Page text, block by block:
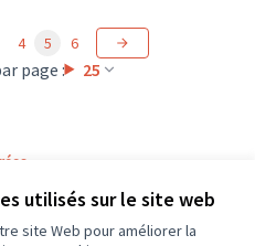
utilisés sur le site web
site Web pour améliorer la
page : 25
4 5 6